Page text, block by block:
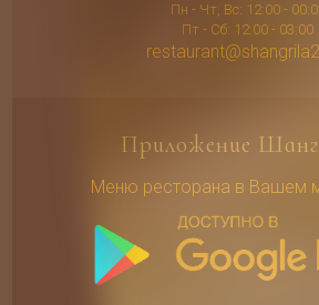
Пн - Чт, Вс: 12:00 -
Пт - Сб: 12:00 - 03:00
Приложение
Меню ресторана в Вашем